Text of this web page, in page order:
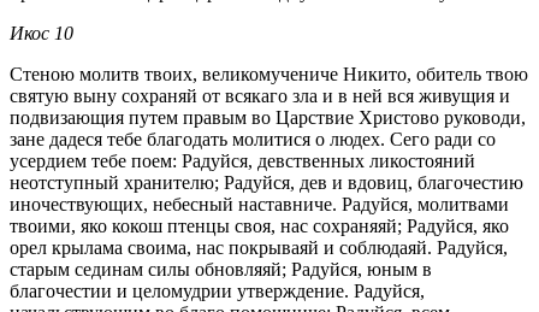
Икос 10
Стеною молитв твоих, великомучениче Никито, обитель твою
святую выну сохраняй от всякаго зла и в ней вся живущия и
подвизающия путем правым во Царствие Христово руководи,
зане дадеся тебе благодать молитися о людех. Сего ради со
усердием тебе поем: Радуйся, девственных ликостояний
неотступный хранителю; Радуйся, дев и вдовиц, благочестию
иночествующих, небесный наставниче. Радуйся, молитвами
твоими, яко кокош птенцы своя, нас сохраняяй; Радуйся, яко
орел крылама своима, нас покрываяй и соблюдаяй. Радуйся,
старым сединам силы обновляяй; Радуйся, юным в
благочестии и целомудрии утверждение. Радуйся,